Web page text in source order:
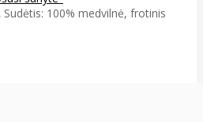
Sudėtis: 100% medvilnė, frotinis